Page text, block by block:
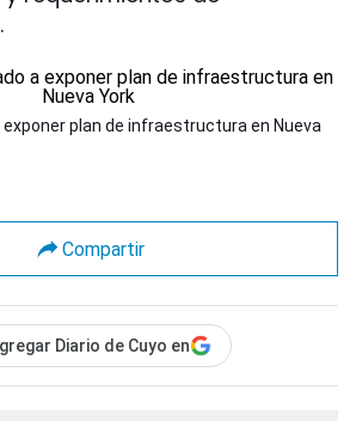
plan de infraestructura en Nueva
Compartir
Diario de Cuyo en